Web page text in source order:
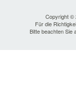
Copyright ©
Für die
Bitte beachten Sie